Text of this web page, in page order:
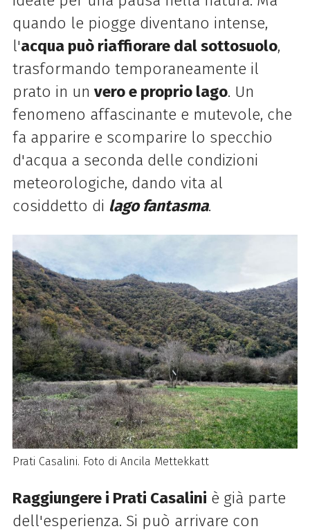
quando le piogge diventano intense,
l'acqua può riaffiorare dal sottosuolo,
trasformando temporaneamente il
prato in un vero e proprio lago. Un
fenomeno affascinante e mutevole, che
fa apparire e scomparire lo specchio
d'acqua a seconda delle condizioni
meteorologiche, dando vita al
cosiddetto di lago fantasma.
Prati Casalini. Foto di Ancila Mettekkatt
Raggiungere i Prati Casalini è già parte
dell'esperienza. Si può arrivare con